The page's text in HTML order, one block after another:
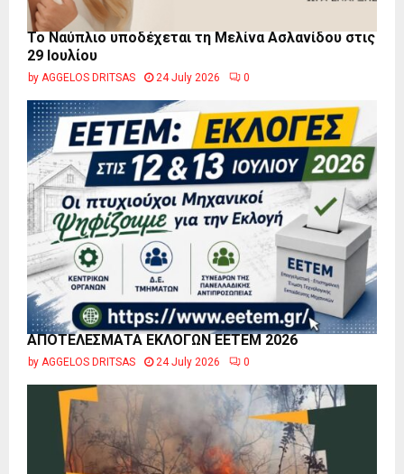
Το Ναύπλιο υποδέχεται τη Μελίνα Ασλανίδου στις
29 Ιουλίου
by AGGELOS DRITSAS 24 July 2026 0
ΑΠΟΤΕΛΕΣΜΑΤΑ ΕΚΛΟΓΩΝ ΕΕΤΕΜ 2026
by AGGELOS DRITSAS 24 July 2026 0